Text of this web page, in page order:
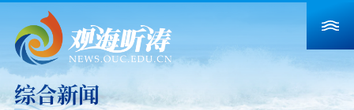
综合新闻